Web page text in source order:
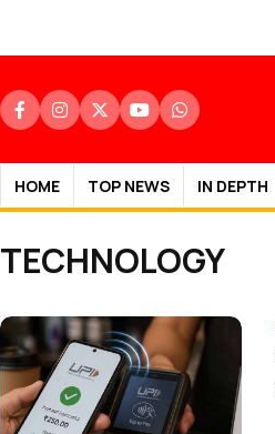
HOME TOP NEWS IN DEPTH
TECHNOLOGY